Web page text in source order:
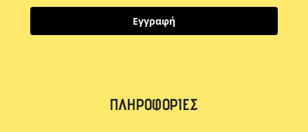
Εγγραφή
ΠΛΗΡΟΦΟΡΊΕΣ